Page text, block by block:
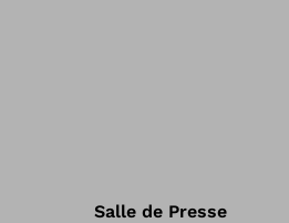
Salle de Presse